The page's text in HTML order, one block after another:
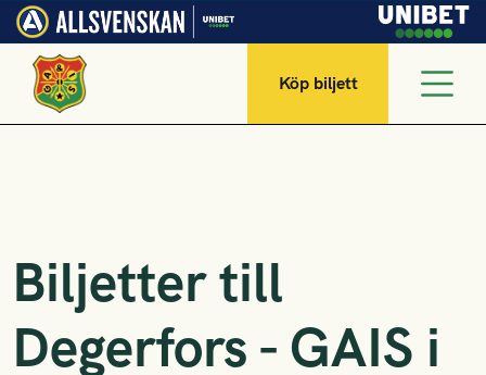
Köp biljett
Biljetter till
Degerfors - GAIS i